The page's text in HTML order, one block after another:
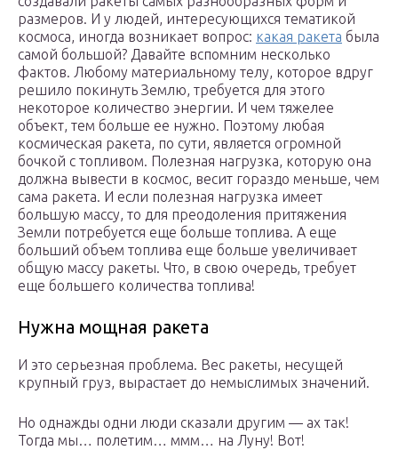
размеров. И у людей, интересующихся тематикой
космоса, иногда возникает вопрос: какая ракета была
самой большой? Давайте вспомним несколько
фактов. Любому материальному телу, которое вдруг
решило покинуть Землю, требуется для этого
некоторое количество энергии. И чем тяжелее
объект, тем больше ее нужно. Поэтому любая
космическая ракета, по сути, является огромной
бочкой с топливом. Полезная нагрузка, которую она
должна вывести в космос, весит гораздо меньше, чем
сама ракета. И если полезная нагрузка имеет
большую массу, то для преодоления притяжения
Земли потребуется еще больше топлива. А еще
больший объем топлива еще больше увеличивает
общую массу ракеты. Что, в свою очередь, требует
еще большего количества топлива!
Нужна мощная ракета
И это серьезная проблема. Вес ракеты, несущей
крупный груз, вырастает до немыслимых значений.
Но однажды одни люди сказали другим — ах так!
Тогда мы… полетим… ммм… на Луну! Вот!